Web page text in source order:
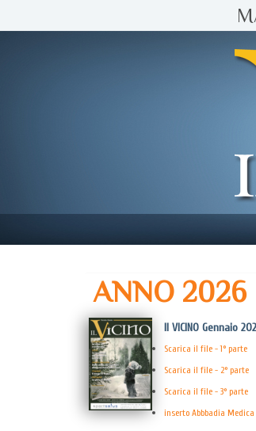
ANNO 2026
Il VICINO Gennaio
Scarica il file - 1° parte
Scarica il file - 2° parte
Scarica il file - 3° parte
inserto Abbbadia Medica